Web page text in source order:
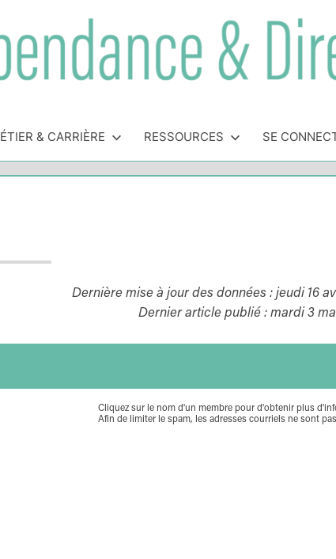
& CARRIÈRE RESSOURCES SE
Dernière mise à jour des données : jeudi 16
Dernier article publié : mardi 3
Cliquez sur le nom d'un membre pour d'obtenir plus
Afin de limiter le spam, les adresses courriels ne sont